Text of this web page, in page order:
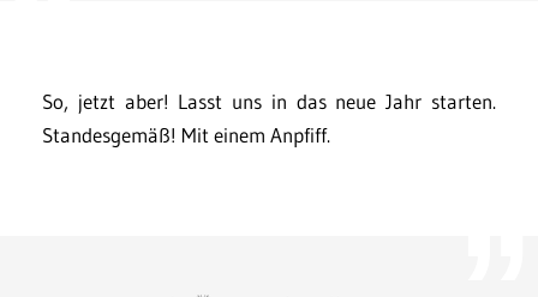
So, jetzt aber! Lasst uns in das neue Jahr starten.
Standesgemäß! Mit einem Anpfiff.